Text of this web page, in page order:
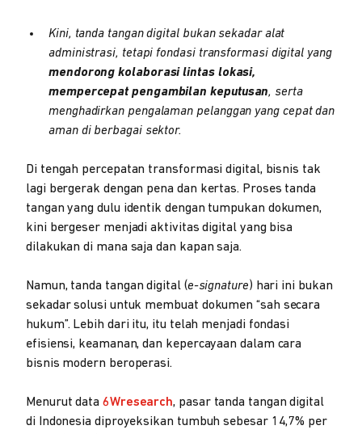
Kini, tanda tangan digital bukan sekadar alat
administrasi, tetapi fondasi transformasi digital yang
mendorong kolaborasi lintas lokasi,
mempercepat pengambilan keputusan, serta
menghadirkan pengalaman pelanggan yang cepat dan
aman di berbagai sektor.
Di tengah percepatan transformasi digital, bisnis tak
lagi bergerak dengan pena dan kertas. Proses tanda
tangan yang dulu identik dengan tumpukan dokumen,
kini bergeser menjadi aktivitas digital yang bisa
dilakukan di mana saja dan kapan saja.
Namun, tanda tangan digital (e-signature) hari ini bukan
sekadar solusi untuk membuat dokumen “sah secara
hukum”. Lebih dari itu, itu telah menjadi fondasi
efisiensi, keamanan, dan kepercayaan dalam cara
bisnis modern beroperasi.
Menurut data 6Wresearch, pasar tanda tangan digital
di Indonesia diproyeksikan tumbuh sebesar 14,7% per